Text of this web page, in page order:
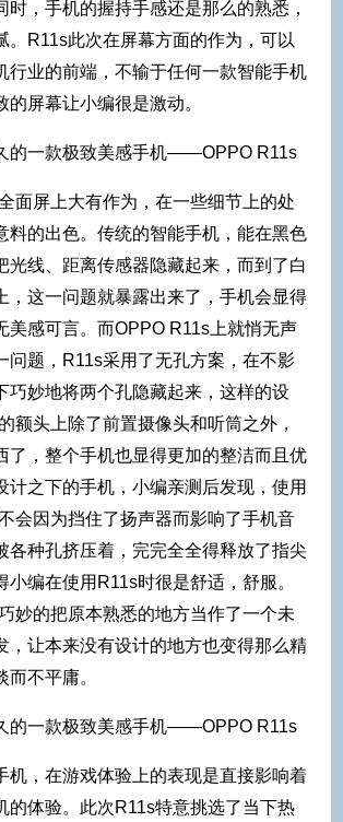
时，手机的握持手感还是那么的熟悉，
。R11s此次在屏幕方面的作为，可以
行业的前端，不输于任何一款智能手机
的屏幕让小编很是激动。
面屏上大有作为，在一些细节上的处
料的出色。传统的智能手机，能在黑色
光线、距离传感器隐藏起来，而到了白
，这一问题就暴露出来了，手机会显得
美感可言。而OPPO R11s上就悄无声
问题，R11s采用了无孔方案，在不影
巧妙地将两个孔隐藏起来，这样的设
额头上除了前置摄像头和听筒之外，
了，整个手机也显得更加的整洁而且优
计之下的手机，小编亲测后发现，使用
会因为挡住了扬声器而影响了手机音
各种孔挤压着，完完全全得释放了指尖
小编在使用R11s时很是舒适，舒服。
妙的把原本熟悉的地方当作了一个未
，让本来没有设计的地方也变得那么精
不平庸。
机，在游戏体验上的表现是直接影响着
的体验。此次R11s特意挑选了当下热